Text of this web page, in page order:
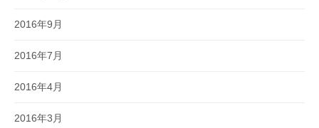
2016年9月
2016年7月
2016年4月
2016年3月